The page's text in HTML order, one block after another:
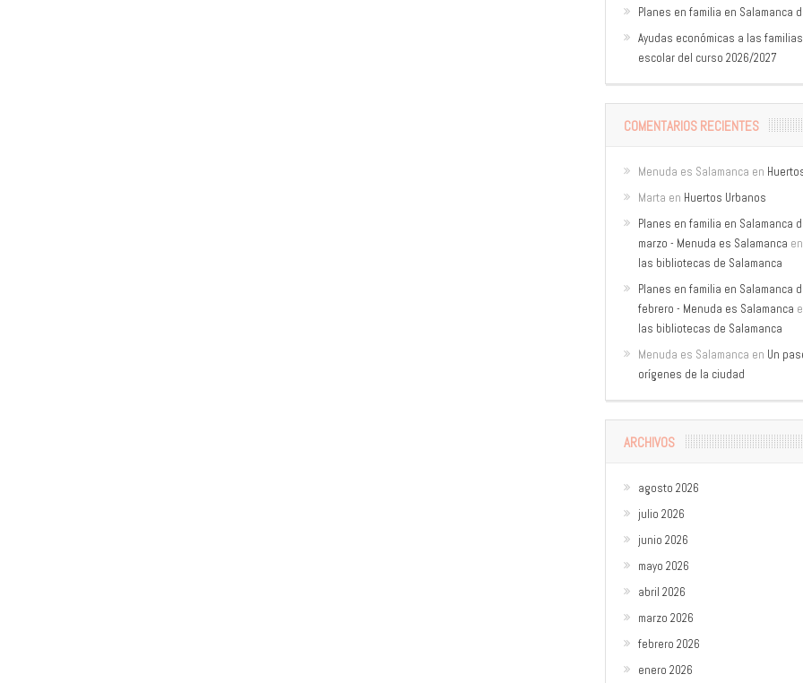
Planes en familia en Salamanca
Ayudas económicas a las
escolar del curso 2026/2027
COMENTARIOS RECIENTES
Menuda es Salamanca en
Marta en Huertos Urbanos
Planes en familia en Salamanca
marzo - Menuda es Salamanca en
las bibliotecas de Salamanca
Planes en familia en Salamanca
febrero - Menuda es Salamanca
las bibliotecas de Salamanca
Menuda es Salamanca en Un
orígenes de la ciudad
ARCHIVOS
agosto 2026
julio 2026
junio 2026
mayo 2026
abril 2026
marzo 2026
febrero 2026
enero 2026